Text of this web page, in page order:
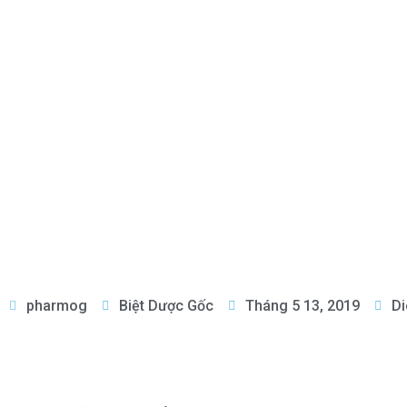
pharmog Biệt Dược Gốc Tháng 5 13, 2019